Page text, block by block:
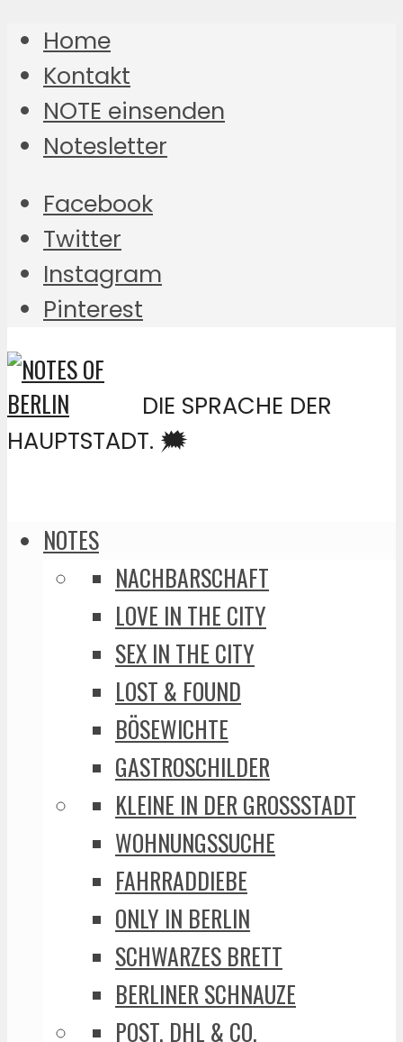
Home
Kontakt
NOTE einsenden
Notesletter
Facebook
Twitter
Instagram
Pinterest
DIE SPRACHE DER
HAUPTSTADT. 🗯️
NOTES
NACHBARSCHAFT
LOVE IN THE CITY
SEX IN THE CITY
LOST & FOUND
BÖSEWICHTE
GASTROSCHILDER
KLEINE IN DER GROSSSTADT
WOHNUNGSSUCHE
FAHRRADDIEBE
ONLY IN BERLIN
SCHWARZES BRETT
BERLINER SCHNAUZE
POST, DHL & CO.